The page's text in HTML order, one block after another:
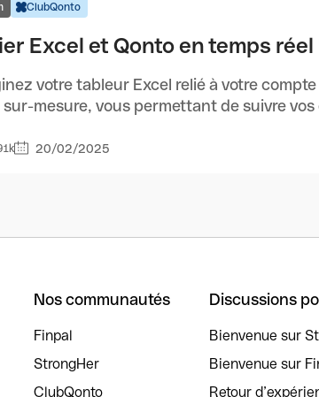
ClubQonto
Excel et Qonto en temps réel
votre tableur Excel relié à votre
sur-mesure, vous permettant de suivre
20/02/2025
Nos communautés
Finpal
StrongHer
ClubQonto
Discussions
Bienvenue sur
Bienvenue sur
Retour